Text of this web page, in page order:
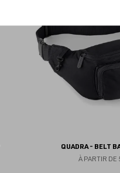
favoris
QUADRA - BELT
À PARTIR DE